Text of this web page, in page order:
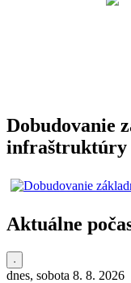
Dobudovanie
infraštruktúry
Aktuálne
dnes, sobota 8. 8. 2026